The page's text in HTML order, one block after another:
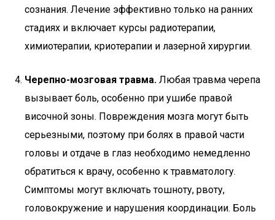
сознания. Лечение эффективно только на ранних
стадиях и включает курсы радиотерапии,
химиотерапии, криотерапии и лазерной хирургии.
Черепно-мозговая травма. Любая травма черепа
вызывает боль, особенно при ушибе правой
височной зоны. Повреждения мозга могут быть
серьезными, поэтому при болях в правой части
головы и отдаче в глаз необходимо немедленно
обратиться к врачу, особенно к травматологу.
Симптомы могут включать тошноту, рвоту,
головокружение и нарушения координации. Боль